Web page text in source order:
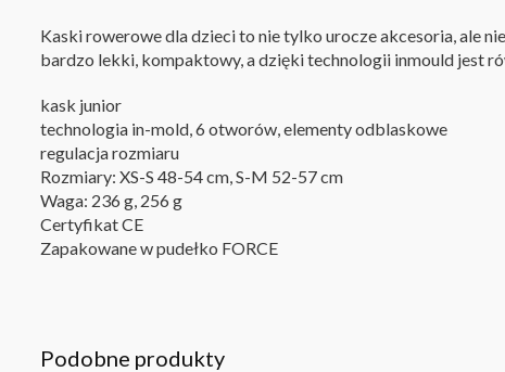
Kaski rowerowe dla dzieci to nie tylko urocze akcesoria, ale
bardzo lekki, kompaktowy, a dzięki technologii inmould jest
kask junior
technologia in-mold, 6 otworów, elementy odblaskowe
regulacja rozmiaru
Rozmiary: XS-S 48-54 cm, S-M 52-57 cm
Waga: 236 g, 256 g
Certyfikat CE
Zapakowane w pudełko FORCE
Podobne produkty